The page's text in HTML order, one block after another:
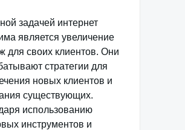
задачей интернет
является увеличение
для своих клиентов. Они
стратегии для
новых клиентов и
существующих.
использованию
инструментов и